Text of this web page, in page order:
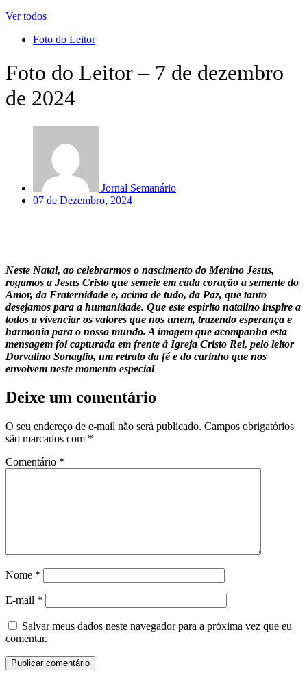
Ver todos
Foto do Leitor
Foto do Leitor – 7 de dezembro
de 2024
Jornal Semanário
07 de Dezembro, 2024
Neste Natal, ao celebrarmos o nascimento do Menino Jesus,
rogamos a Jesus Cristo que semeie em cada coração a semente do
Amor, da Fraternidade e, acima de tudo, da Paz, que tanto
desejamos para a humanidade. Que este espírito natalino inspire a
todos a vivenciar os valores que nos unem, trazendo esperança e
harmonia para o nosso mundo. A imagem que acompanha esta
mensagem foi capturada em frente à Igreja Cristo Rei, pelo leitor
Dorvalino Sonaglio, um retrato da fé e do carinho que nos
envolvem neste momento especial
Deixe um comentário
O seu endereço de e-mail não será publicado. Campos obrigatórios
são marcados com *
Comentário *
Nome *
E-mail *
Salvar meus dados neste navegador para a próxima vez que eu
comentar.